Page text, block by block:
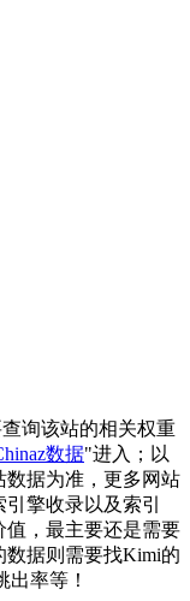
询该站的相关权重
数据"进入；以
数据为准，更多网站
擎收录以及索引
值，最主要还是需要
据则需要找Kimi的
率等！